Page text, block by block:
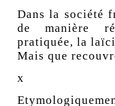
Dans la société
de manière
pratiquée, la
Mais que
x